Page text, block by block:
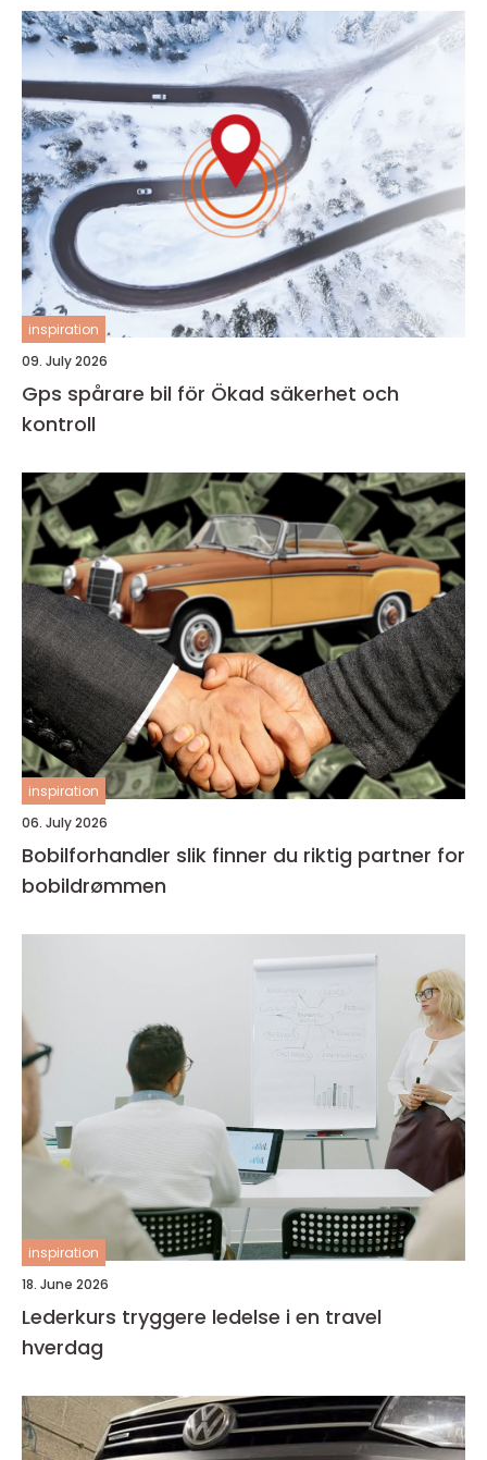
inspiration
09. July 2026
Gps spårare bil för Ökad säkerhet och
kontroll
inspiration
06. July 2026
Bobilforhandler slik finner du riktig partner for
bobildrømmen
inspiration
18. June 2026
Lederkurs tryggere ledelse i en travel
hverdag